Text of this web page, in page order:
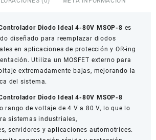
Diodo Ideal 4-80V MSOP-8 es
diseñado para reemplazar diodos
en aplicaciones de protección y OR-ing
Utiliza un MOSFET externo para
extremadamente bajas, mejorando la
del sistema.
Diodo Ideal 4-80V MSOP-8
rango de voltaje de 4 V a 80 V, lo que lo
sistemas industriales,
servidores y aplicaciones automotrices.